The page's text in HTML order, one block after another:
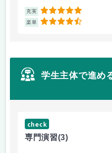
充実 5
楽単 4.5
学生主体で進め
check
専門演習(3)